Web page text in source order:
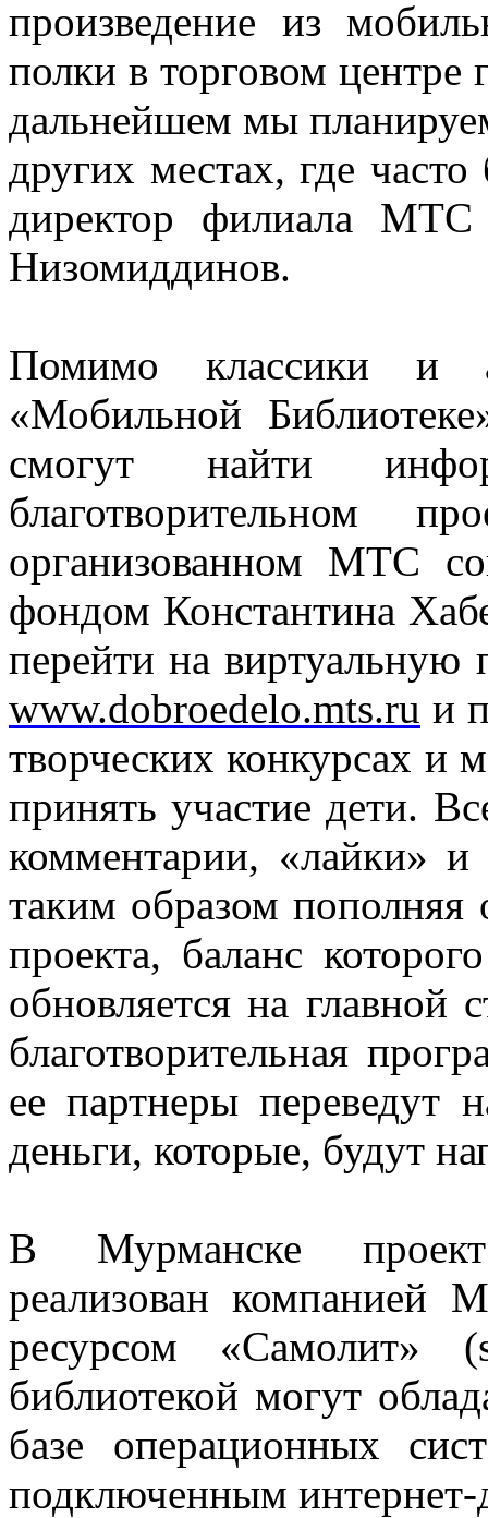
произведение из
полки в торговом центре
дальнейшем мы
других местах, где
директор филиала
Низомиддинов.
Помимо классики и
«Мобильной
смогут найти
благотворительном
организованном МТС
фондом Константина
перейти на
www.dobroedelo.mts.ru и
творческих конкурсах и
принять участие дети.
комментарии, «лайки» и
таким образом пополняя
проекта, баланс
обновляется на главной
благотворительная
ее партнеры переведут
деньги, которые, будут
В Мурманске проект
реализован компанией
ресурсом «Самолит»
библиотекой могут
базе операционных
подключенным интернет-